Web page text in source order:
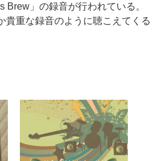
Brew」の録音が行われている。
貴重な録音のように聴こえてくる